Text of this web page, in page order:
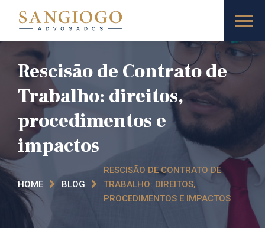
Rescisão de Contrato de
Trabalho: direitos,
procedimentos e
impactos
HOME BLOG
RESCISÃO DE CONTRATO DE
TRABALHO: DIREITOS,
PROCEDIMENTOS E IMPACTOS